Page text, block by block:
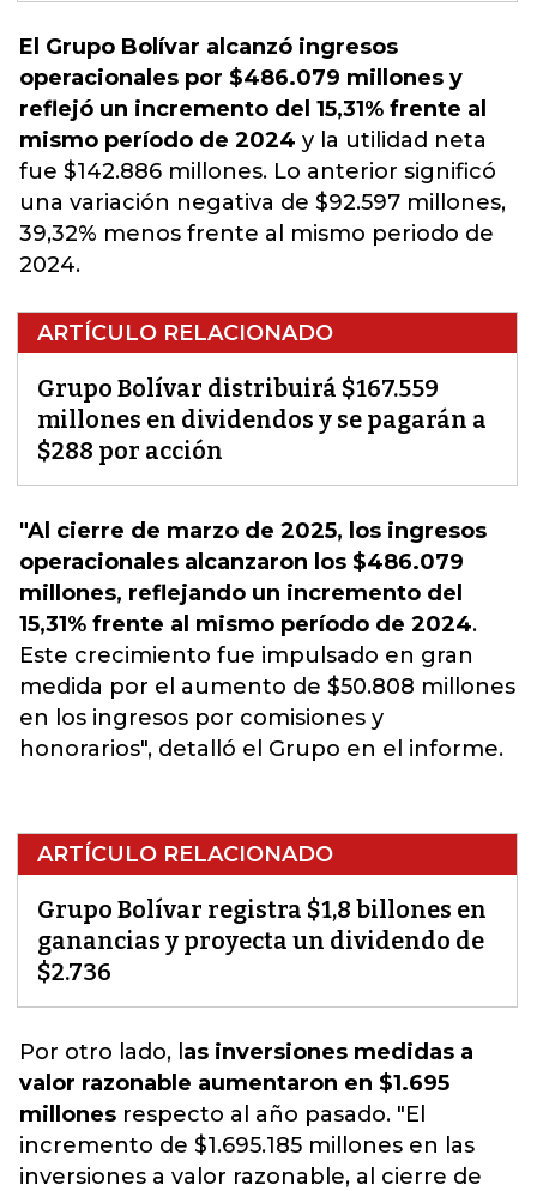
El Grupo Bolívar alcanzó ingresos
operacionales por $486.079 millones y
reflejó un incremento del 15,31% frente al
mismo período de 2024 y la utilidad neta
fue $142.886 millones. Lo anterior significó
una variación negativa de $92.597 millones,
39,32% menos frente al mismo periodo de
2024.
ARTÍCULO RELACIONADO
Grupo Bolívar distribuirá $167.559
millones en dividendos y se pagarán a
$288 por acción
"Al cierre de marzo de 2025, los ingresos
operacionales alcanzaron los $486.079
millones, reflejando un incremento del
15,31% frente al mismo período de 2024.
Este crecimiento fue impulsado en gran
medida por el aumento de $50.808 millones
en los ingresos por comisiones y
honorarios", detalló el Grupo en el informe.
ARTÍCULO RELACIONADO
Grupo Bolívar registra $1,8 billones en
ganancias y proyecta un dividendo de
$2.736
Por otro lado, l as inversiones medidas a
valor razonable aumentaron en $1.695
millones respecto al año pasado. "El
incremento de $1.695.185 millones en las
inversiones a valor razonable, al cierre de